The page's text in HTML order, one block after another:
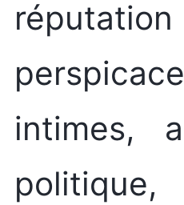
intimes,